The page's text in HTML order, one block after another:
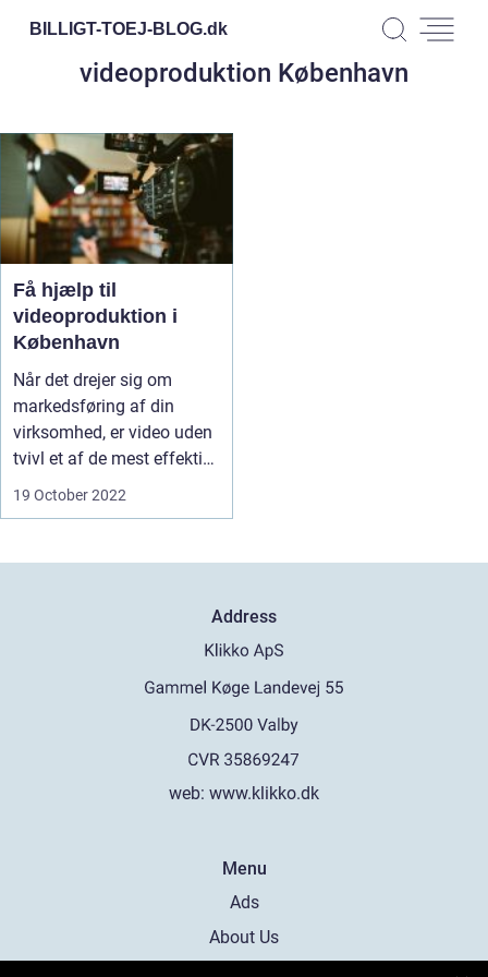
BILLIGT-TOEJ-BLOG.dk
videoproduktion København
Få hjælp til
videoproduktion i
København
Når det drejer sig om
markedsføring af din
virksomhed, er video uden
tvivl et af de mest effektive
v...
19 October 2022
Address
web: www.klikko.dk
Menu
Ads
About Us